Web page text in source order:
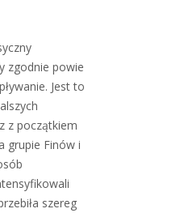
zgodnie powie
Jest to
z początkiem
grupie Finów i
szereg